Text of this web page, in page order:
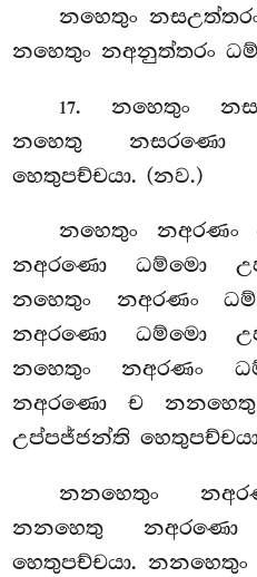
නහෙතුං
නහෙතුං නඅනුත්තරං
17. නහෙතුං
නහෙතු නසරණො
හෙතුපච්චයා. (නව.)
නහෙතුං නඅරණං
නඅරණො ධම්මො
නහෙතුං නඅරණං
නඅරණො ධම්මො
නහෙතුං නඅරණං
නඅරණො ච
උප්පජ්ජන්ති
නනහෙතුං
නනහෙතු නඅරණො
හෙතුපච්චයා.